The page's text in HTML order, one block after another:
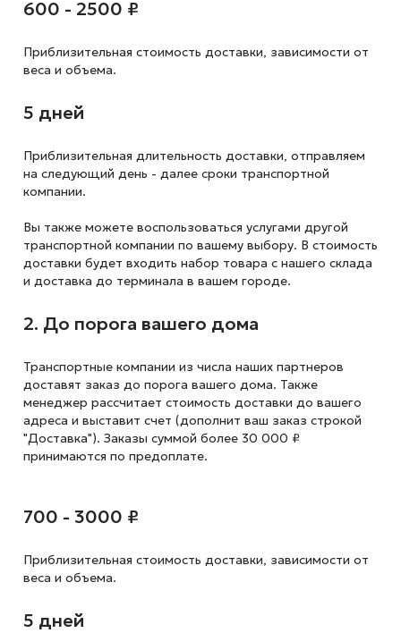
600 - 2500 ₽
Приблизительная стоимость доставки, зависимости от
веса и объема.
5 дней
Приблизительная длительность доставки, отправляем
на следующий день - далее сроки транспортной
компании.
Вы также можете воспользоваться услугами другой
транспортной компании по вашему выбору. В стоимость
доставки будет входить набор товара с нашего склада
и доставка до терминала в вашем городе.
2. До порога вашего дома
Транспортные компании из числа наших партнеров
доставят заказ до порога вашего дома. Также
менеджер рассчитает стоимость доставки до вашего
адреса и выставит счет (дополнит ваш заказ строкой
"Доставка"). Заказы суммой более 30 000 ₽
принимаются по предоплате.
700 - 3000 ₽
Приблизительная стоимость доставки, зависимости от
веса и объема.
5 дней